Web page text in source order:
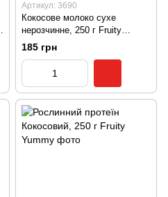
Артикул: 3690
Кокосове молоко сухе
нерозчинне, 250 г Fruity
Yummy
185 грн